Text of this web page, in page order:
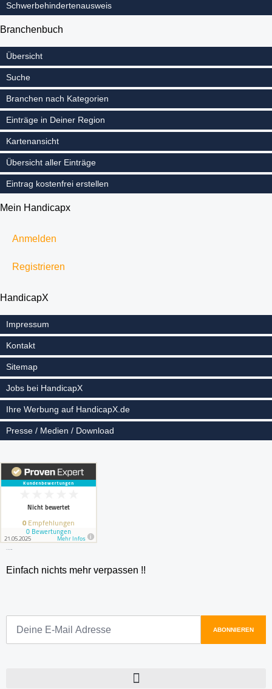
Schwerbehindertenausweis
Branchenbuch
Übersicht
Suche
Branchen nach Kategorien
Einträge in Deiner Region
Kartenansicht
Übersicht aller Einträge
Eintrag kostenfrei erstellen
Mein Handicapx
Anmelden
Registrieren
HandicapX
Impressum
Kontakt
Sitemap
Jobs bei HandicapX
Ihre Werbung auf HandicapX.de
Presse / Medien / Download
Einfach nichts mehr verpassen !!